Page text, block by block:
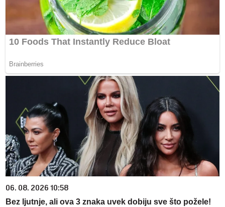
06. 08. 2026 10:58
Bez ljutnje, ali ova 3 znaka uvek dobiju sve što požele!